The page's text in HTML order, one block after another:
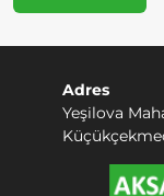
Adres
Yeşilova